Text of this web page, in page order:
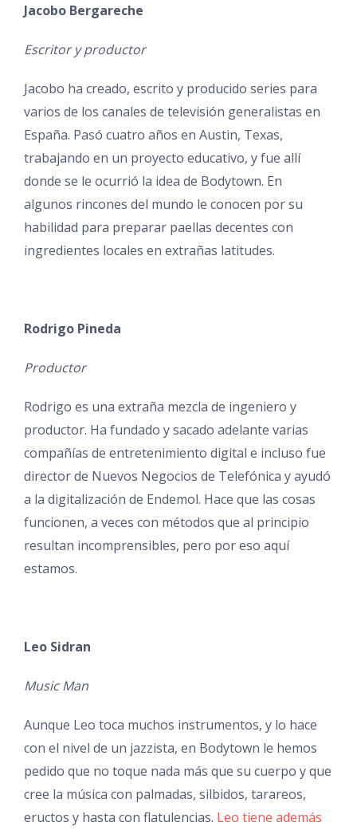
Jacobo Bergareche
Escritor y productor
Jacobo ha creado, escrito y producido series para
varios de los canales de televisión generalistas en
España. Pasó cuatro años en Austin, Texas,
trabajando en un proyecto educativo, y fue allí
donde se le ocurrió la idea de Bodytown. En
algunos rincones del mundo le conocen por su
habilidad para preparar paellas decentes con
ingredientes locales en extrañas latitudes.
Rodrigo Pineda
Productor
Rodrigo es una extraña mezcla de ingeniero y
productor. Ha fundado y sacado adelante varias
compañías de entretenimiento digital e incluso fue
director de Nuevos Negocios de Telefónica y ayudó
a la digitalización de Endemol. Hace que las cosas
funcionen, a veces con métodos que al principio
resultan incomprensibles, pero por eso aquí
estamos.
Leo Sidran
Music Man
Aunque Leo toca muchos instrumentos, y lo hace
con el nivel de un jazzista, en Bodytown le hemos
pedido que no toque nada más que su cuerpo y que
cree la música con palmadas, silbidos, tarareos,
eructos y hasta con flatulencias. Leo tiene además